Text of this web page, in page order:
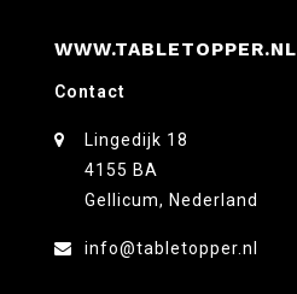
WWW.TABLETOPPER.NL
Contact
Lingedijk 18
4155 BA
Gellicum, Nederland
info@tabletopper.nl